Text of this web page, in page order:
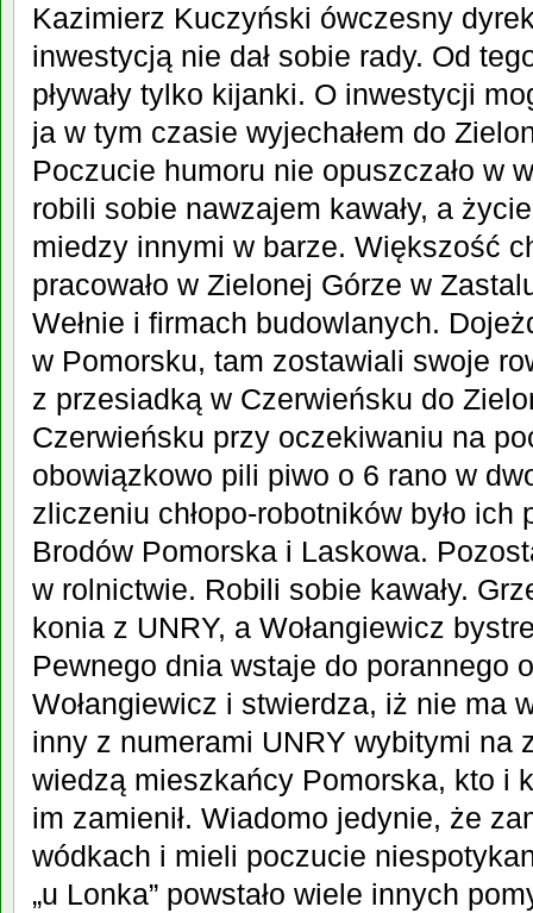
Kazimierz Kuczyński ówczesny
inwestycją nie dał sobie rady. Od
pływały tylko kijanki. O inwestycji
ja w tym czasie wyjechałem do
Poczucie humoru nie opuszczało w
robili sobie nawzajem kawały, a
miedzy innymi w barze. Większość
pracowało w Zielonej Górze w
Wełnie i firmach budowlanych.
w Pomorsku, tam zostawiali swoje
z przesiadką w Czerwieńsku do
Czerwieńsku przy oczekiwaniu na
obowiązkowo pili piwo o 6 rano w
zliczeniu chłopo-robotników było
Brodów Pomorska i Laskowa.
w rolnictwie. Robili sobie kawały.
konia z UNRY, a Wołangiewicz
Pewnego dnia wstaje do porannego
Wołangiewicz i stwierdza, iż nie ma
inny z numerami UNRY wybitymi na
wiedzą mieszkańcy Pomorska, kto i
im zamienił. Wiadomo jedynie, że
wódkach i mieli poczucie
„u Lonka” powstało wiele innych